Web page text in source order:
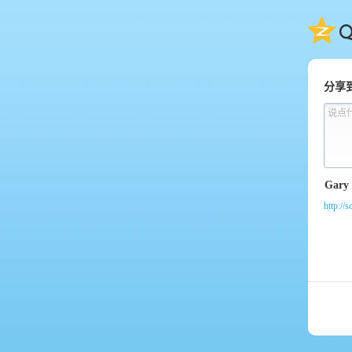
QQ
分享
说点
http://